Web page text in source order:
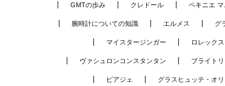
GMTの歩み クレドール ペキニエ
腕時計についての知識 エルメス グ
マイスタージンガー ロレックス
ヴァシュロンコンスタンタン ブライト
ピアジェ グラスヒュッテ・オ